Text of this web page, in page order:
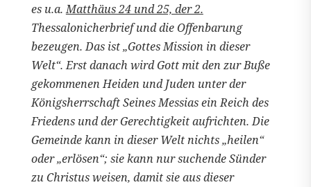
es u.a.Matthäus 24 und 25, der 2.
Thessalonicherbrief und die Offenbarung
bezeugen. Das ist „Gottes Mission in dieser
Welt“. Erst danach wird Gott mit den zur Buße
gekommenen Heiden und Juden unter der
Königsherrschaft Seines Messias ein Reich des
Friedens und der Gerechtigkeit aufrichten. Die
Gemeinde kann in dieser Welt nichts „heilen“
oder „erlösen“; sie kann nur suchende Sünder
zu Christus weisen, damit sie aus dieser